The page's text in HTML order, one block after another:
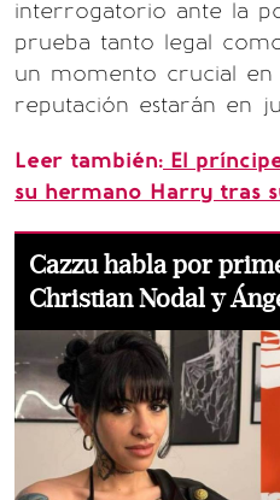
interrogatorio ante la
prueba tanto legal
un momento crucial en
reputación estarán en
Leer también: El
su hermano Harry tras
Cazzu habla por
Christian Nodal y